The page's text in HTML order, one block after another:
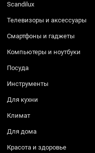
Scandilux
Телевизоры и аксессуары
Смартфоны и гаджеты
Компьютеры и ноутбуки
Посуда
Инструменты
Для кухни
Климат
Для дома
Красота и здоровье